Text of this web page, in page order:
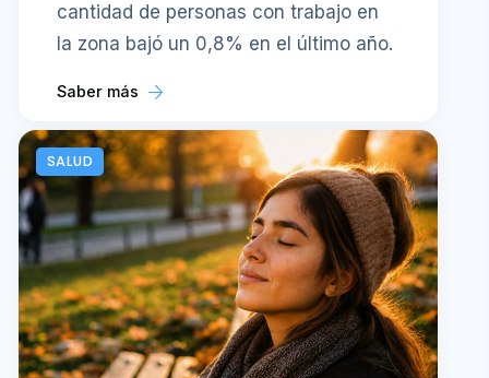
cantidad de personas con trabajo en
la zona bajó un 0,8% en el último año.
Saber más
SALUD